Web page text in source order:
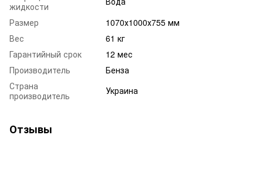
жидкости
Размер
1070х1000х755 мм
Вес
61 кг
Гарантийный срок
12 мес
Производитель
Бенза
Страна
производитель
Украина
Отзывы